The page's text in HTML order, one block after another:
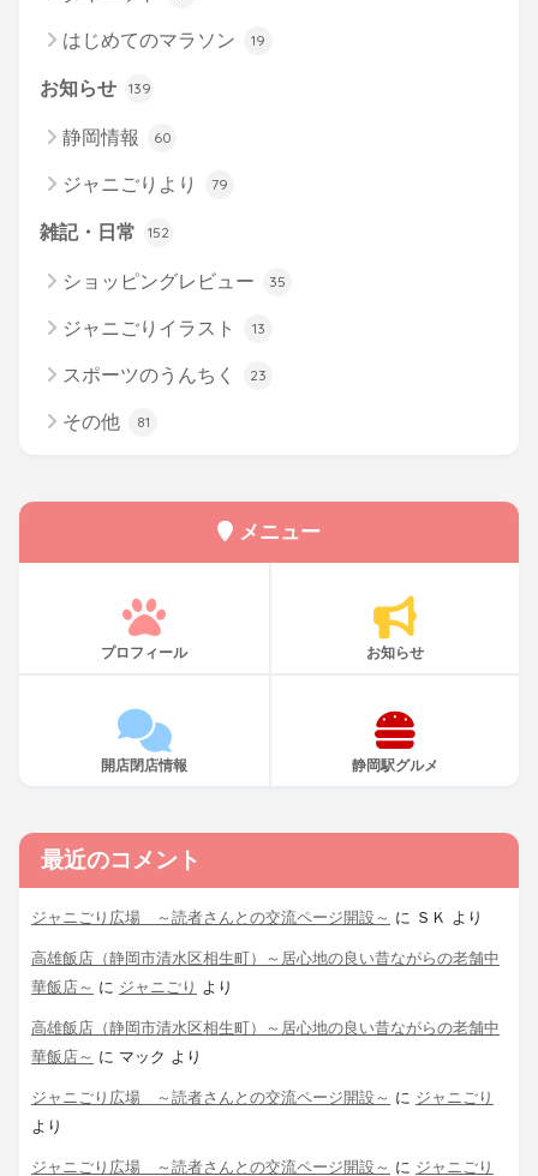
はじめてのマラソン 19
お知らせ 139
静岡情報 60
ジャニごりより 79
雑記・日常 152
ショッピングレビュー 35
ジャニごりイラスト 13
スポーツのうんちく 23
その他 81
メニュー
プロフィール お知らせ
開店閉店情報 静岡駅グルメ
最近のコメント
ジャニごり広場 ～読者さんとの交流ページ開設～ に ＳＫ より
高雄飯店（静岡市清水区相生町）～居心地の良い昔ながらの老舗中
華飯店～ に ジャニごり より
高雄飯店（静岡市清水区相生町）～居心地の良い昔ながらの老舗中
華飯店～ に マック より
ジャニごり広場 ～読者さんとの交流ページ開設～ に ジャニごり
より
ジャニごり広場 ～読者さんとの交流ページ開設～ に ジャニごり